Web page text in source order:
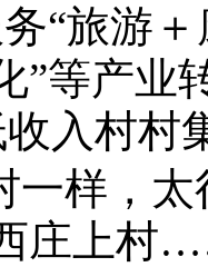
务“旅游
”等产业
入村村
一样，
庄上村